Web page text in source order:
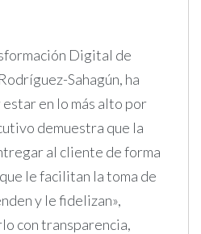
Digital de
Sahagún, ha
en lo más alto por
demuestra que la
al cliente de forma
le facilitan la toma de
y le fidelizan»,
con transparencia,